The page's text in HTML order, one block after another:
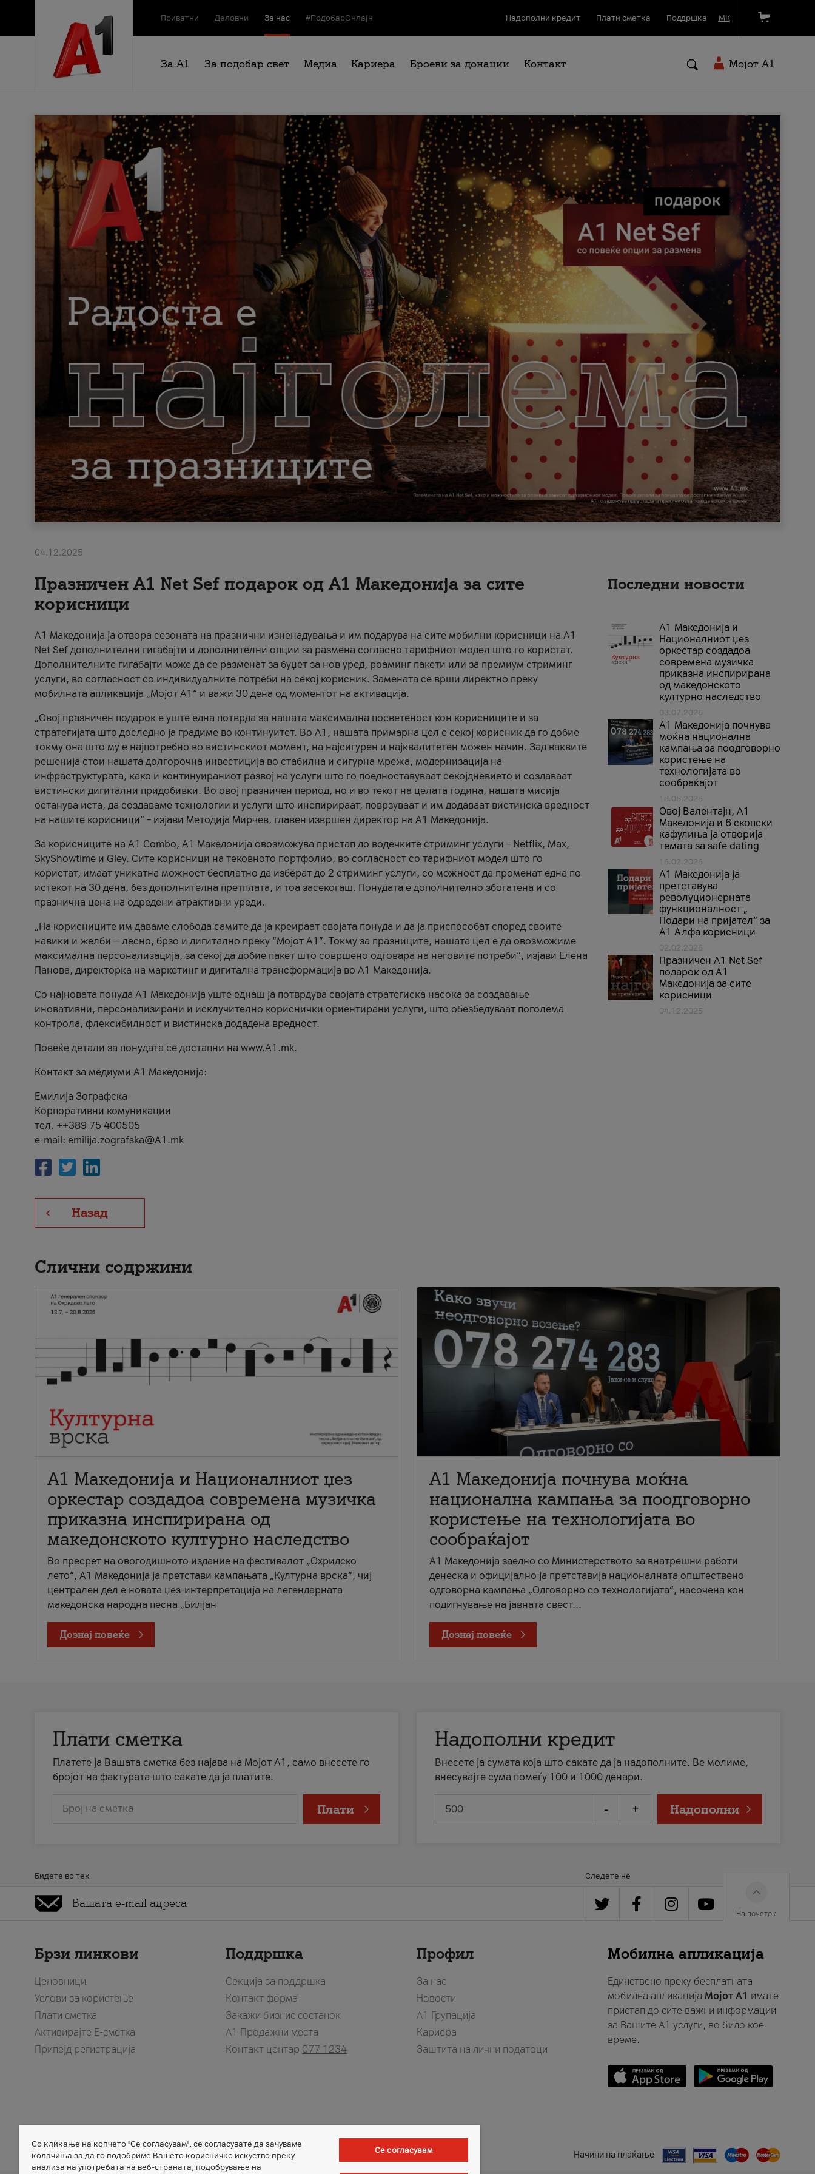
Приватни Деловни За нас #ПодобарОнлајн Надополни кредит Плати сметка Поддршка МК
За А1 За подобар свет Медиа Кариера Броеви за донации Контакт Мојот A1
04.12.2025
Празничен A1 Net Sеf подарок од А1 Македонија за сите
корисници
А1 Македонија ја отвора сезоната на празнични изненадувања и им подарува на сите мобилни корисници на A1
Net Sef дополнителни гигабајти и дополнителни опции за размена согласно тарифниот модел што го користат.
Дополнителните гигабајти може да се разменат за буџет за нов уред, роаминг пакети или за премиум стриминг
услуги, во согласност со индивидуалните потреби на секој корисник. Замената се врши директно преку
мобилната апликација „Мојот А1“ и важи 30 дена од моментот на активација.
„Овој празничен подарок е уште една потврда за нашата максимална посветеност кон корисниците и за
стратегијата што доследно ја градиме во континуитет. Во А1, нашата примарна цел е секој корисник да го добие
токму она што му е најпотребно во вистинскиот момент, на најсигурен и најквалитетен можен начин. Зад ваквите
решенија стои нашата долгорочна инвестиција во стабилна и сигурна мрежа, модернизација на
инфраструктурата, како и континуираниот развој на услуги што го поедноставуваат секојдневието и создаваат
вистински дигитални придобивки. Во овој празничен период, но и во текот на целата година, нашата мисија
останува иста, да создаваме технологии и услуги што инспирираат, поврзуваат и им додаваат вистинска вредност
на нашите корисници“ – изјави Методија Мирчев, главен извршен директор на А1 Македонија.
За корисниците на A1 Combo, А1 Македонија овозможува пристап до водечките стриминг услуги – Netflix, Max,
SkyShowtime и Gley. Сите корисници на тековното портфолио, во согласност со тарифниот модел што го
користат, имаат уникатна можност бесплатно да изберат до 2 стриминг услуги, со можност да променат една по
истекот на 30 дена, без дополнителна претплата, и тоа засекогаш. Понудата е дополнително збогатена и со
празнична цена на одредени атрактивни уреди.
„На корисниците им даваме слобода самите да ја креираат својата понуда и да ја приспособат според своите
навики и желби — лесно, брзо и дигитално преку “Мојот А1”. Токму за празниците, нашата цел е да овозможиме
максимална персонализација, за секој да добие пакет што совршено одговара на неговите потреби“, изјави Елена
Панова, директорка на маркетинг и дигитална трансформација во А1 Македонија.
Со најновата понуда А1 Македонија уште еднаш ја потврдува својата стратегиска насока за создавање
иновативни, персонализирани и исклучително кориснички ориентирани услуги, што обезбедуваат поголема
контрола, флексибилност и вистинска додадена вредност.
Повеќе детали за понудата се достапни на www.А1.mk.
Контакт за медиуми А1 Македонија:
Емилија Зографска
Корпоративни комуникации
тел. ++389 75 400505
e-mail: emilija.zografska@A1.mk
Назад
Последни новости
А1 Македонија и
Националниот џез
оркестар создадоа
современа музичка
приказна инспирирана
од македонското
културно наследство
03.07.2026
A1 Македонија почнува
моќна национална
кампања за поодговорно
користење на
технологијата во
сообраќајот
18.05.2026
Овој Валентајн, A1
Македонија и 6 скопски
кафулиња ја отворија
темата за safe dating
16.02.2026
А1 Македонија ја
претставува
револуционерната
функционалност „
Подари на пријател“ за
А1 Алфа корисници
02.02.2026
Празничен A1 Net Sеf
подарок од А1
Македонија за сите
корисници
04.12.2025
Слични содржини
А1 Македонија и Националниот џез
оркестар создадоа современа музичка
приказна инспирирана од
македонското културно наследство
Во пресрет на овогодишното издание на фестивалот „Охридско
лето“, А1 Македонија ја претстави кампањата „Културна врска“, чиј
централен дел е новата џез-интерпретација на легендарната
македонска народна песна „Билјан
Дознај повеќе
A1 Македонија почнува моќна
национална кампања за поодговорно
користење на технологијата во
сообраќајот
A1 Македонија заедно со Министерството за внатрешни работи
денеска и официјално ја претставија националната општествено
одговорна кампања „Одговорно со технологијата“, насочена кон
подигнување на јавната свест...
Дознај повеќе
Плати сметка
Платете ја Вашата сметка без најава на Мојот А1, само внесете го
бројот на фактурата што сакате да ја платите.
Број на сметка Плати
Надополни кредит
Внесете ја сумата која што сакате да ја надополните. Ве молиме,
внесувајте сума помеѓу 100 и 1000 денари.
- + Надополни
Бидете во тек Следете нè
На почеток
Брзи линкови
Ценовници
Услови за користење
Плати сметка
Активирајте Е-сметка
Припејд регистрација
Поддршка
Секција за поддршка
Контакт форма
Закажи бизнис состанок
A1 Продажни места
Контакт центар 077 1234
Профил
За нас
Новости
А1 Групација
Кариера
Заштита на лични податоци
Мобилна апликација
Единствено преку бесплатната
мобилна апликација Мојот A1 имате
пристап до сите важни информации
за Вашите A1 услуги, во било кое
време.
Member of Начини на плаќање
Со кликање на копчето "Се согласувам", се согласувате да зачуваме
колачиња за да го подобриме Вашето корисничко искуство преку
анализа на употребата на веб-страната, подобрување на
Се согласувам